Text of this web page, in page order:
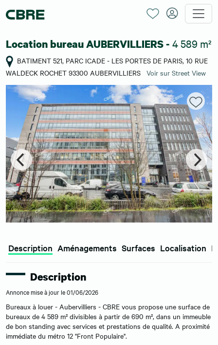
Location bureau AUBERVILLIERS - 4 589 m²
BATIMENT 521, PARC ICADE - LES PORTES DE PARIS, 10 RUE
WALDECK ROCHET 93300 AUBERVILLIERS Voir sur Street View
Description Aménagements Surfaces Localisation
Description
Annonce mise à jour le 01/06/2026
Bureaux à louer - Aubervilliers - CBRE vous propose une surface de
bureaux de 4 589 m² divisibles à partir de 690 m², dans un immeuble
de bon standing avec services et prestations de qualité. A proximité
immédiate du métro 12 "Front Populaire".